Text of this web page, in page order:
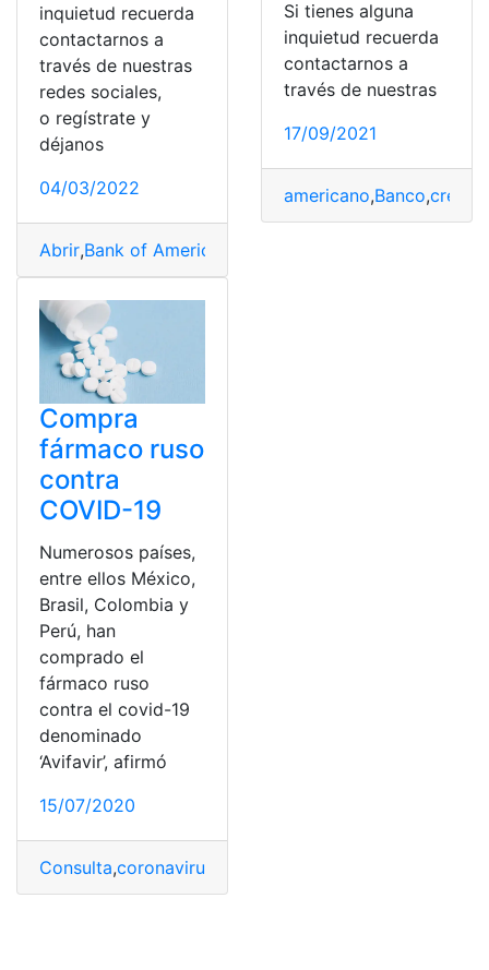
inquietud recuerda
contactarnos a
través de nuestras
redes sociales,
o regístrate y
déjanos
04/03/2022
Abrir,Bank of America
Si tienes alguna
inquietud recuerda
contactarnos a
través de nuestras
17/09/2021
americano,Banco,crear
Compra
fármaco ruso
contra
COVID-19
Numerosos países,
entre ellos México,
Brasil, Colombia y
Perú, han
comprado el
fármaco ruso
contra el covid-19
denominado
‘Avifavir’, afirmó
15/07/2020
Consulta,coronavirus